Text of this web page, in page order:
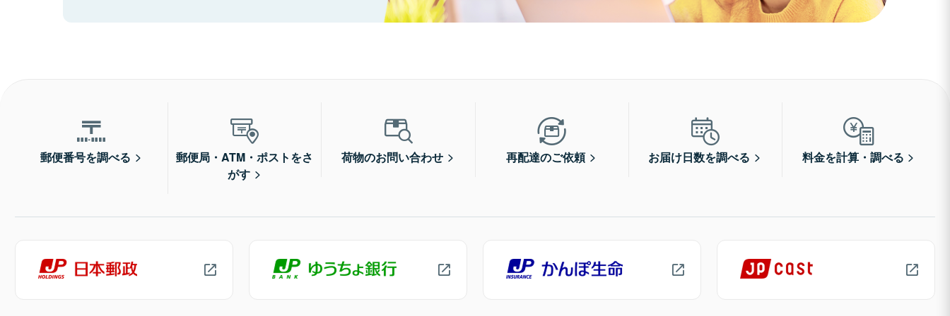
郵便番号を調べる
郵便局・ATM・ポストをさ
がす
荷物のお問い合わせ 再配達のご依頼 お届け日数を調べる 料金を計算・調べる